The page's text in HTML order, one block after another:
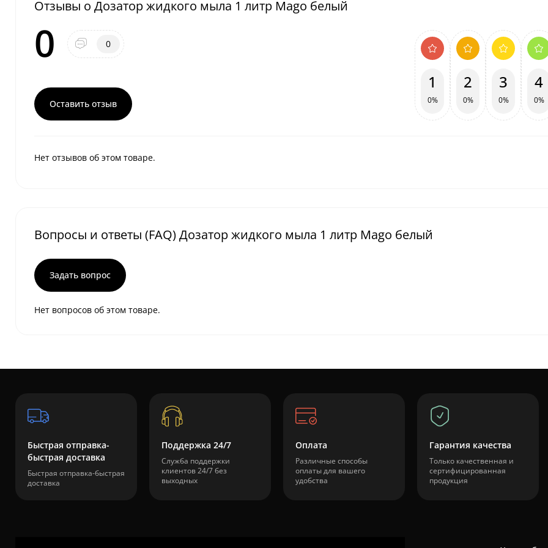
Отзывы о Дозатор жидкого мыла 1 литр Mago белый
0 0
Оставить отзыв
1
0%
2
0%
3
0%
4
0%
Нет отзывов об этом товаре.
Вопросы и ответы (FAQ) Дозатор жидкого мыла 1 литр Mago белый
Задать вопрос
Нет вопросов об этом товаре.
Быстрая отправка-
быстрая доставка
Быстрая отправка-быстрая
доставка
Поддержка 24/7
Служба поддержки
клиентов 24/7 без
выходных
Оплата
Различные способы
оплаты для вашего
удобства
Гарантия качества
Только качественная и
сертифицированная
продукция